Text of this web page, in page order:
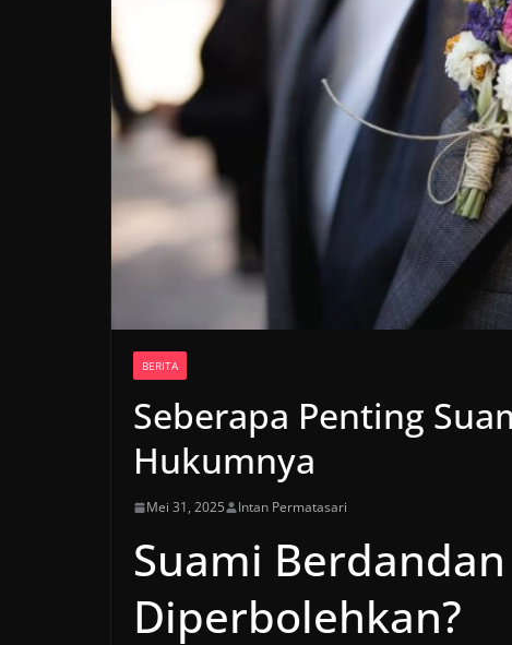
BERITA
Seberapa Penting
Hukumnya
Mei 31, 2025 Intan Permatasari
Suami
Diperbolehkan?